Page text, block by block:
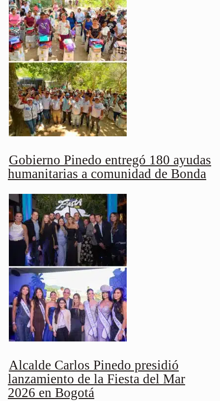
Gobierno Pinedo entregó 180 ayudas
humanitarias a comunidad de Bonda
Alcalde Carlos Pinedo presidió
lanzamiento de la Fiesta del Mar
2026 en Bogotá